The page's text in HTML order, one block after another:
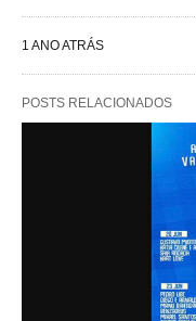
1 ANO ATRÁS
POSTS RELACIONADOS